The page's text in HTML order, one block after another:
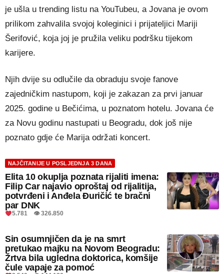
je ušla u trending listu na YouTubeu, a Jovana je ovom
prilikom zahvalila svojoj koleginici i prijateljici Mariji
Šerifović, koja joj je pružila veliku podršku tijekom
karijere.
Njih dvije su odlučile da obraduju svoje fanove
zajedničkim nastupom, koji je zakazan za prvi januar
2025. godine u Bečićima, u poznatom hotelu. Jovana će
za Novu godinu nastupati u Beogradu, dok još nije
poznato gdje će Marija održati koncert.
NAJČITANIJE U POSLJEDNJA 3 DANA
Elita 10 okuplja poznata rijaliti imena:
Filip Car najavio oproštaj od rijalitija,
potvrđeni i Anđela Đuričić te bračni
par DNK
5.781 👁 326.850
Sin osumnjičen da je na smrt
pretukao majku na Novom Beogradu:
Žrtva bila ugledna doktorica, komšije
čule vapaje za pomoć